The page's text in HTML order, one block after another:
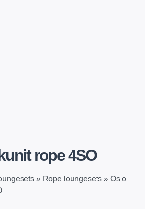
rope 4SO
» Rope loungesets » Oslo